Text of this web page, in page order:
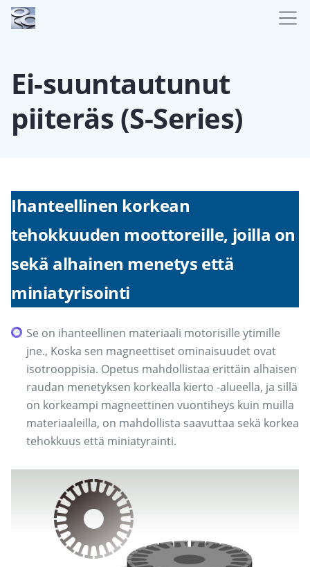
Ei-suuntautunut
piiteräs (S-Series)
Ihanteellinen korkean
tehokkuuden moottoreille, joilla on
sekä alhainen menetys että
miniatyrisointi
Se on ihanteellinen materiaali motorisille ytimille
jne., Koska sen magneettiset ominaisuudet ovat
isotrooppisia. Opetus mahdollistaa erittäin alhaisen
raudan menetyksen korkealla kierto -alueella, ja sillä
on korkeampi magneettinen vuontiheys kuin muilla
materiaaleilla, on mahdollista saavuttaa sekä korkea
tehokkuus että miniatyrainti.